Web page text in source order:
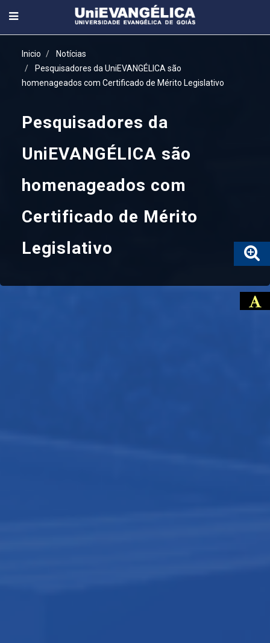
Inicio
Notícias
Pesquisadores da UniEVANGÉLICA são
homenageados com Certificado de Mérito Legislativo
Pesquisadores da
UniEVANGÉLICA são
homenageados com
Certificado de Mérito
Legislativo